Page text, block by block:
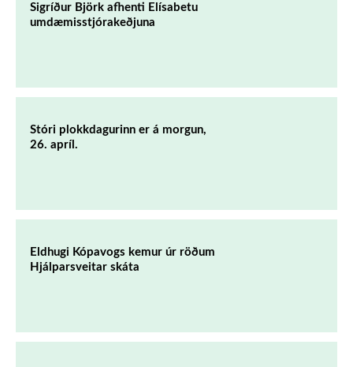
Sigríður Björk afhenti Elísabetu
umdæmisstjórakeðjuna
Stóri plokkdagurinn er á morgun,
26. apríl.
Eldhugi Kópavogs kemur úr röðum
Hjálparsveitar skáta